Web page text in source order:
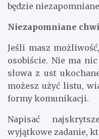
będzie
Niezapomniane
Jeśli masz
osobiście. Nie ma
słowa z ust
możesz użyć listu,
formy komunikacji.
Napisać
wyjątkowe zadanie,